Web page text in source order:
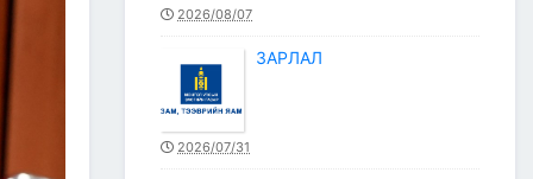
2026/08/07
ЗАРЛАЛ
2026/07/31